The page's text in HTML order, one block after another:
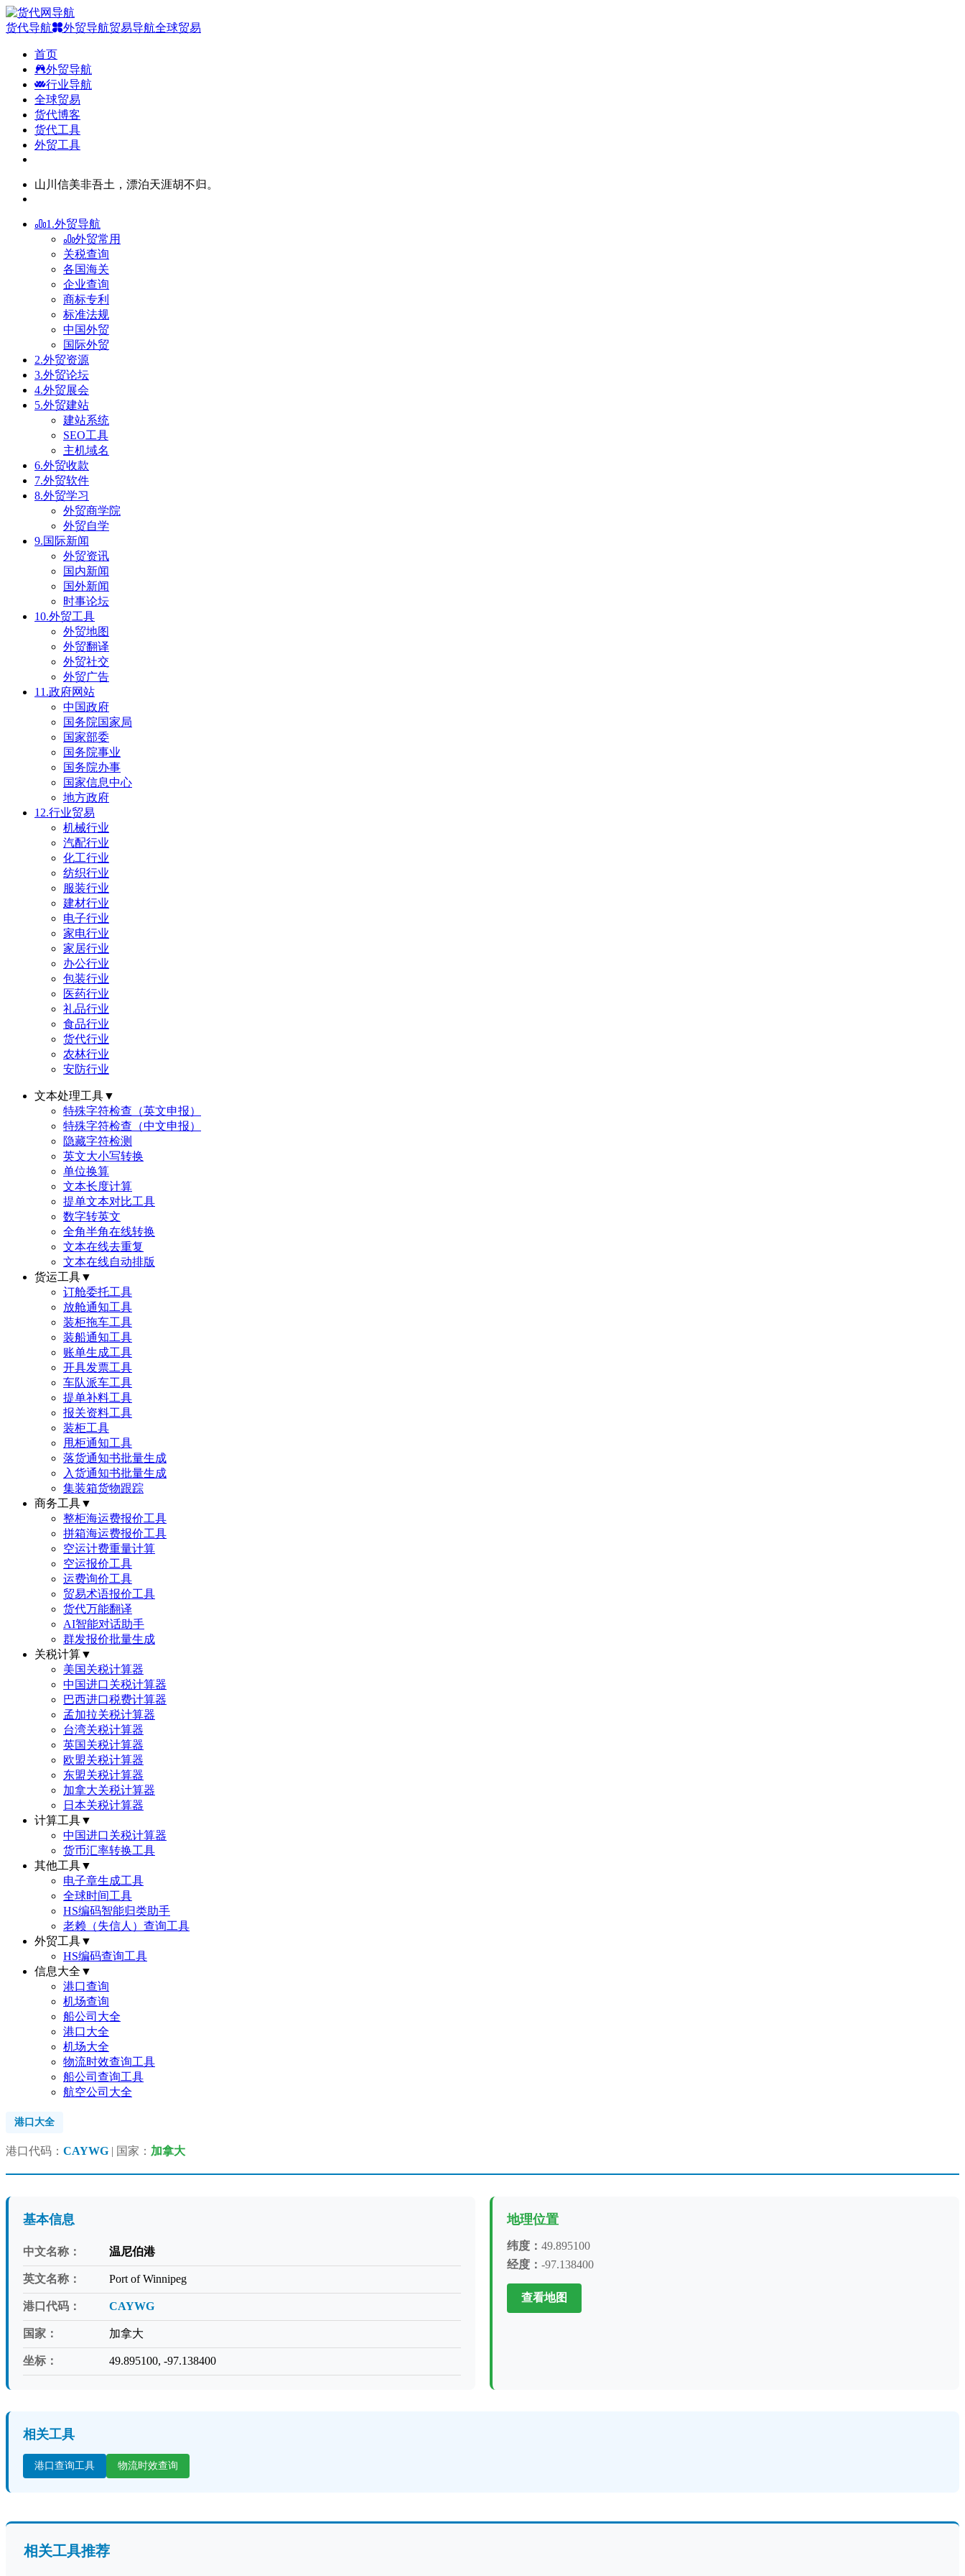
货代导航 外贸导航贸易导航全球贸易
首页
外贸导航
行业导航
全球贸易
货代博客
货代工具
外贸工具
山川信美非吾土，漂泊天涯胡不归。
1.外贸导航
外贸常用
关税查询
各国海关
企业查询
商标专利
标准法规
中国外贸
国际外贸
2.外贸资源
3.外贸论坛
4.外贸展会
5.外贸建站
建站系统
SEO工具
主机域名
6.外贸收款
7.外贸软件
8.外贸学习
外贸商学院
外贸自学
9.国际新闻
外贸资讯
国内新闻
国外新闻
时事论坛
10.外贸工具
外贸地图
外贸翻译
外贸社交
外贸广告
11.政府网站
中国政府
国务院国家局
国家部委
国务院事业
国务院办事
国家信息中心
地方政府
12.行业贸易
机械行业
汽配行业
化工行业
纺织行业
服装行业
建材行业
电子行业
家电行业
家居行业
办公行业
包装行业
医药行业
礼品行业
食品行业
货代行业
农林行业
安防行业
文本处理工具▼
特殊字符检查（英文申报）
特殊字符检查（中文申报）
隐藏字符检测
英文大小写转换
单位换算
文本长度计算
提单文本对比工具
数字转英文
全角半角在线转换
文本在线去重复
文本在线自动排版
货运工具▼
订舱委托工具
放舱通知工具
装柜拖车工具
装船通知工具
账单生成工具
开具发票工具
车队派车工具
提单补料工具
报关资料工具
装柜工具
甩柜通知工具
落货通知书批量生成
入货通知书批量生成
集装箱货物跟踪
商务工具▼
整柜海运费报价工具
拼箱海运费报价工具
空运计费重量计算
空运报价工具
运费询价工具
贸易术语报价工具
货代万能翻译
AI智能对话助手
群发报价批量生成
关税计算▼
美国关税计算器
中国进口关税计算器
巴西进口税费计算器
孟加拉关税计算器
台湾关税计算器
英国关税计算器
欧盟关税计算器
东盟关税计算器
加拿大关税计算器
日本关税计算器
计算工具▼
中国进口关税计算器
货币汇率转换工具
其他工具▼
电子章生成工具
全球时间工具
HS编码智能归类助手
老赖（失信人）查询工具
外贸工具▼
HS编码查询工具
信息大全 ▼
港口查询
机场查询
船公司大全
港口大全
机场大全
物流时效查询工具
船公司查询工具
航空公司大全
港口大全
港口代码： CAYWG | 国家： 加拿大
基本信息
中文名称： 温尼伯港
英文名称： Port of Winnipeg
港口代码： CAYWG
国家： 加拿大
坐标： 49.895100, -97.138400
地理位置
纬度： 49.895100
经度： -97.138400
查看地图
相关工具
港口查询工具 物流时效查询
相关工具推荐